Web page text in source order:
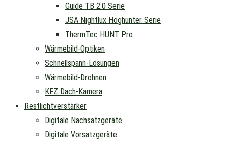
Guide TB 2.0 Serie
JSA Nightlux Hoghunter Serie
ThermTec HUNT Pro
Wärmebild-Optiken
Schnellspann-Lösungen
Wärmebild-Drohnen
KFZ Dach-Kamera
Restlichtverstärker
Digitale Nachsatzgeräte
Digitale Vorsatzgeräte